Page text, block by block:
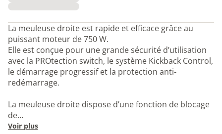
La meuleuse droite est rapide et efficace grâce au
puissant moteur de 750 W.
Elle est conçue pour une grande sécurité d’utilisation
avec la PROtection switch, le système Kickback Control,
le démarrage progressif et la protection anti-
redémarrage.
La meuleuse droite dispose d’une fonction de blocage
de…
Voir plus